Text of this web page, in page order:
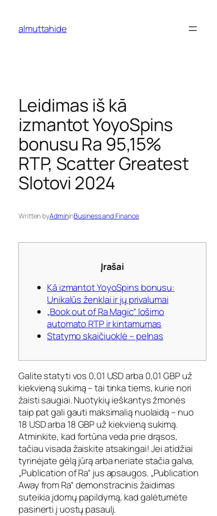
content
almuttahide
Leidimas iš kā
izmantot YoyoSpins
bonusu Ra 95,15%
RTP, Scatter Greatest
Slotovi 2024
Written byAdmininBusiness and Finance
Įrašai
Kā izmantot YoyoSpins bonusu:
Unikalūs ženklai ir jų privalumai
„Book out of Ra Magic“ lošimo
automato RTP ir kintamumas
Statymo skaičiuoklė – pelnas
Galite statyti vos 0,01 USD arba 0,01 GBP už
kiekvieną sukimą – tai tinka tiems, kurie nori
žaisti saugiai. Nuotykių ieškantys žmonės
taip pat gali gauti maksimalią nuolaidą – nuo ​​
18 USD arba 18 GBP už kiekvieną sukimą.
Atminkite, kad fortūna veda prie drąsos,
tačiau visada žaiskite atsakingai! Jei atidžiai
tyrinėjate gėlą jūrą arba neriate stačia galva,
„Publication of Ra“ jus apsaugos. „Publication
Away from Ra“ demonstracinis žaidimas
suteikia įdomų papildymą, kad galėtumėte
pasinerti į uostų pasaulį.